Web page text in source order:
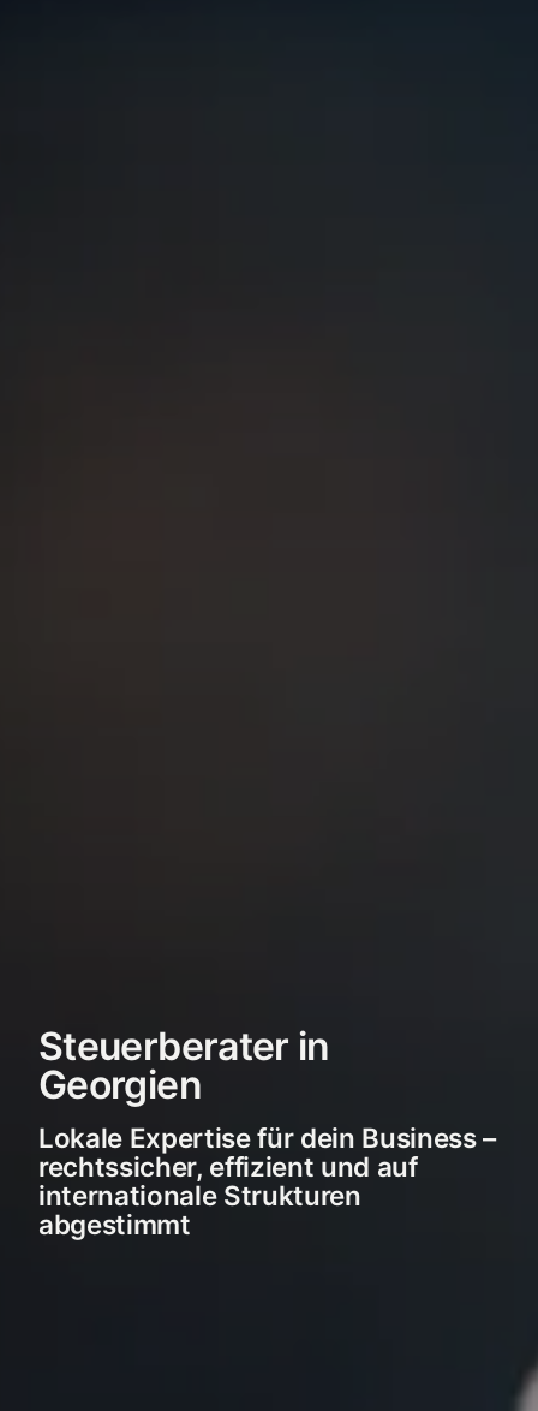
Steuerberater in
Georgien
Lokale Expertise für dein Business –
rechtssicher, effizient und auf
internationale Strukturen
abgestimmt